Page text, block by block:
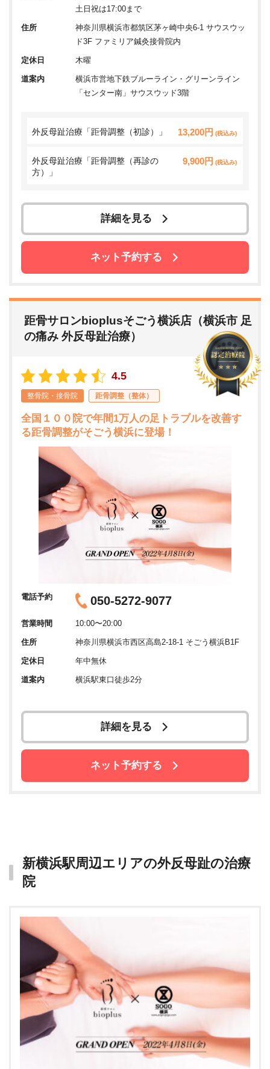
土日祝は17:00まで
住所
神奈川県横浜市都筑区茅ヶ崎中央6-1 サウスウッ
ド3F ファミリア鍼灸接骨院内
定休日 木曜
道案内
横浜市営地下鉄ブルーライン・グリーンライン
「センター南」サウスウッド3階
外反母趾治療「距骨調整（初診）」 13,200円 (税込み)
外反母趾治療「距骨調整（再診の
方）」
9,900円 (税込み)
詳細を見る
ネット予約する
距骨サロンbioplusそごう横浜店（横浜市 足
の痛み 外反母趾治療）
4.5
整骨院・接骨院 距骨調整（整体）
全国１００院で年間1万人の足トラブルを改善す
る距骨調整がそごう横浜に登場！
電話予約 050-5272-9077
営業時間 10:00〜20:00
住所 神奈川県横浜市西区高島2-18-1 そごう横浜B1F
定休日 年中無休
道案内 横浜駅東口徒歩2分
詳細を見る
ネット予約する
新横浜駅周辺エリアの外反母趾の治療
院